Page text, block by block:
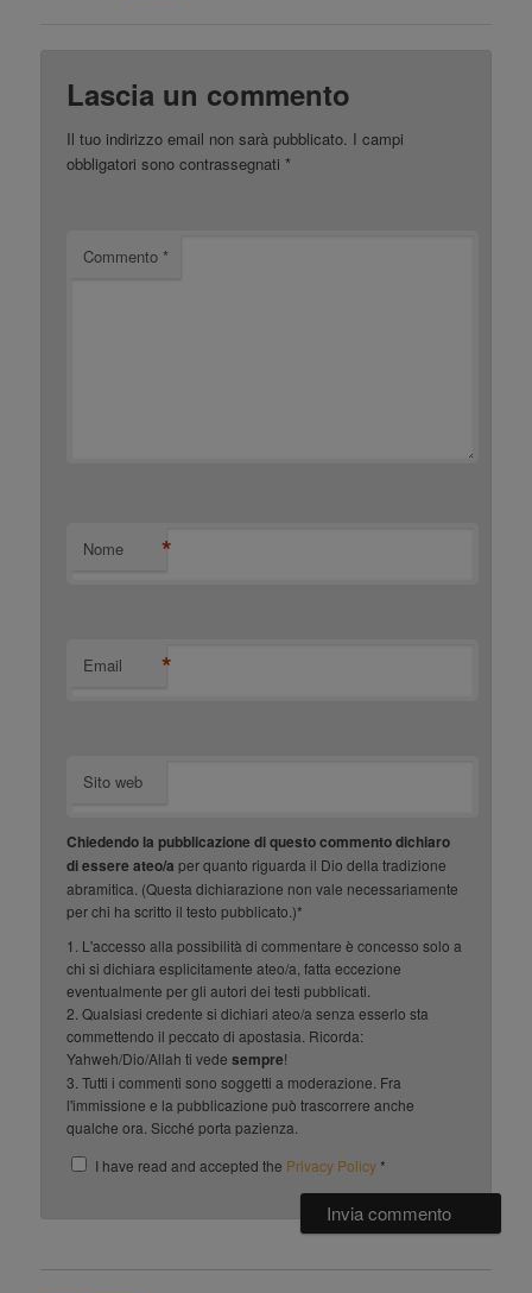
Lascia un commento
Il tuo indirizzo email non sarà pubblicato. I campi
obbligatori sono contrassegnati*
Commento*
Nome *
Email *
Sito web
Chiedendo la pubblicazione di questo commento dichiaro
di essere ateo/a per quanto riguarda il Dio della tradizione
abramitica. (Questa dichiarazione non vale necessariamente
per chi ha scritto il testo pubblicato.)*
1. L'accesso alla possibilità di commentare è concesso solo a
chi si dichiara esplicitamente ateo/a, fatta eccezione
eventualmente per gli autori dei testi pubblicati.
2. Qualsiasi credente si dichiari ateo/a senza esserlo sta
commettendo il peccato di apostasia. Ricorda:
Yahweh/Dio/Allah ti vedesempre!
3. Tutti i commenti sono soggetti a moderazione. Fra
l'immissione e la pubblicazione può trascorrere anche
qualche ora. Sicché porta pazienza.
I have read and accepted the Privacy Policy*